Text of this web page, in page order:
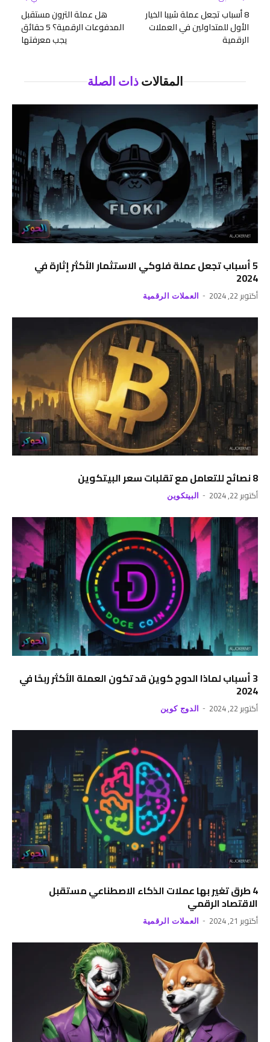
8 أسباب تجعل عملة شيبا الخيار
الأول للمتداولين في العملات
الرقمية
هل عملة الترون مستقبل
المدفوعات الرقمية؟ 5 حقائق
يجب معرفتها
المقالاتذات الصلة
5 أسباب تجعل عملة فلوكي الاستثمار الأكثر إثارة في
2024
أكتوبر 22, 2024 العملات الرقمية
8 نصائح للتعامل مع تقلبات سعر البيتكوين
أكتوبر 22, 2024 البيتكوين
3 أسباب لماذا الدوج كوين قد تكون العملة الأكثر ربحًا في
2024
أكتوبر 22, 2024 الدوج كوين
4 طرق تغير بها عملات الذكاء الاصطناعي مستقبل
الاقتصاد الرقمي
أكتوبر 21, 2024 العملات الرقمية